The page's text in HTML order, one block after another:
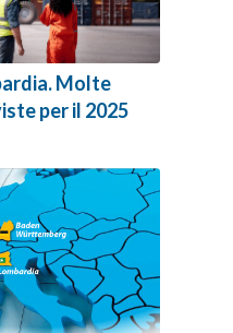
Molte
per il 2025